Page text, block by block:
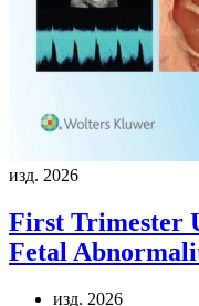
изд. 2026
First Trimester
Fetal
изд. 2026